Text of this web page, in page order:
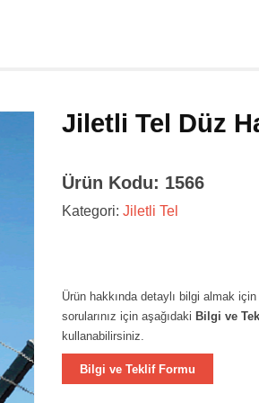
Jiletli Tel Düz
Ürün Kodu: 1566
Kategori: Jiletli Tel
Ürün hakkında detaylı bilgi almak
sorularınız için aşağıdaki Bilgi ve
kullanabilirsiniz.
Bilgi ve Teklif Formu